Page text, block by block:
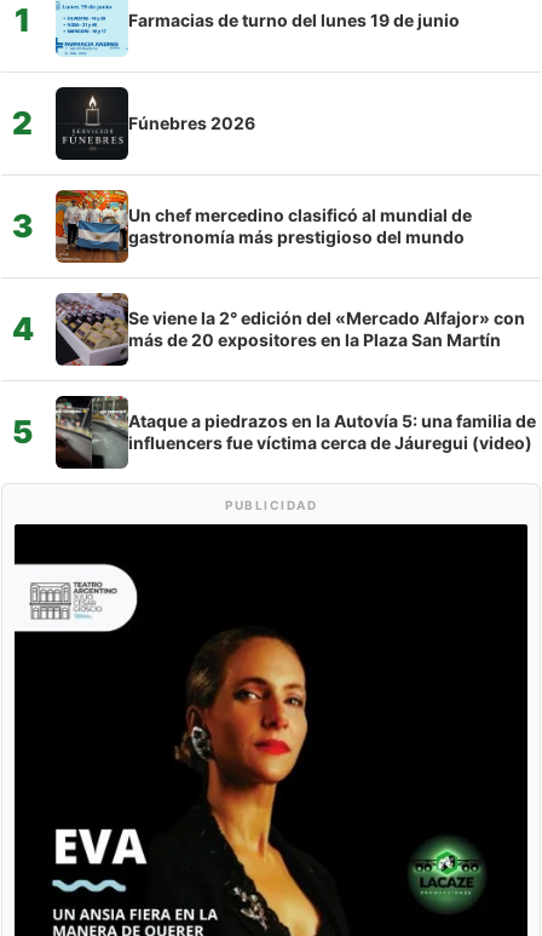
1 Farmacias de turno del lunes 19 de junio
2 Fúnebres 2026
3
Un chef mercedino clasificó al mundial de
gastronomía más prestigioso del mundo
4
Se viene la 2° edición del «Mercado Alfajor» con
más de 20 expositores en la Plaza San Martín
5
Ataque a piedrazos en la Autovía 5: una familia de
influencers fue víctima cerca de Jáuregui (video)
PUBLICIDAD